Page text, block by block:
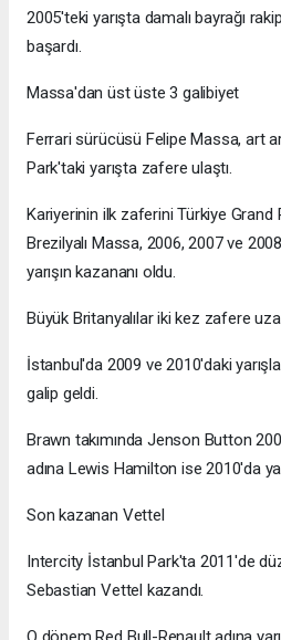
2005'teki yarışta damalı bayrağı
başardı.
Massa'dan üst üste 3 galibiyet
Ferrari sürücüsü Felipe Massa, art
Park'taki yarışta zafere ulaştı.
Kariyerinin ilk zaferini Türkiye Grand
Brezilyalı Massa, 2006, 2007 ve
yarışın kazananı oldu.
Büyük Britanyalılar iki kez zafere
İstanbul'da 2009 ve 2010'daki
galip geldi.
Brawn takımında Jenson Button
adına Lewis Hamilton ise 2010'da
Son kazanan Vettel
Intercity İstanbul Park'ta 2011'de
Sebastian Vettel kazandı.